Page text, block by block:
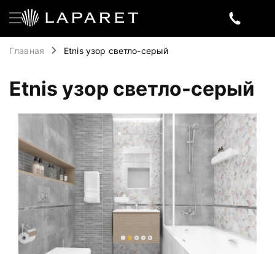
Главная Etnis узор светло-серый
Etnis узор светло-серый